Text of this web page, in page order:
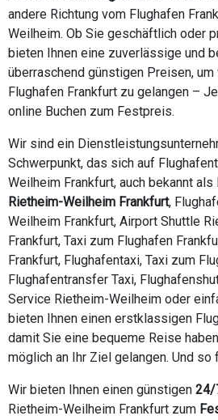
andere Richtung vom Flughafen
Weilheim. Ob Sie geschäftlich oder
bieten Ihnen eine zuverlässige und
überraschend günstigen Preisen,
Flughafen Frankfurt zu gelangen –
online Buchen zum Festpreis.
Wir sind ein
Schwerpunkt, das sich auf
Weilheim Frankfurt, auch bekannt als
Rietheim-Weilheim Frankfurt,
Weilheim Frankfurt, Airport Shuttle
Frankfurt, Taxi zum Flughafen
Frankfurt, Flughafentaxi, Taxi zum
Flughafentransfer Taxi,
Service Rietheim-Weilheim oder
bieten Ihnen einen erstklassigen
damit Sie eine bequeme Reise
möglich an Ihr Ziel gelangen. Und so
Wir bieten Ihnen einen günstigen 24/
Rietheim-Weilheim Frankfurt zum